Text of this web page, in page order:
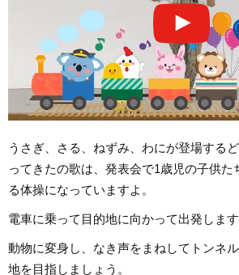
うさぎ、さる、ねずみ、わにが登場する
ってきたの歌は、発表会で1歳児の子供た
る体操になっていますよ。
電車に乗って目的地に向かって出発します
動物に変身し、なき声をまねしてトンネ
地を目指しましょう。